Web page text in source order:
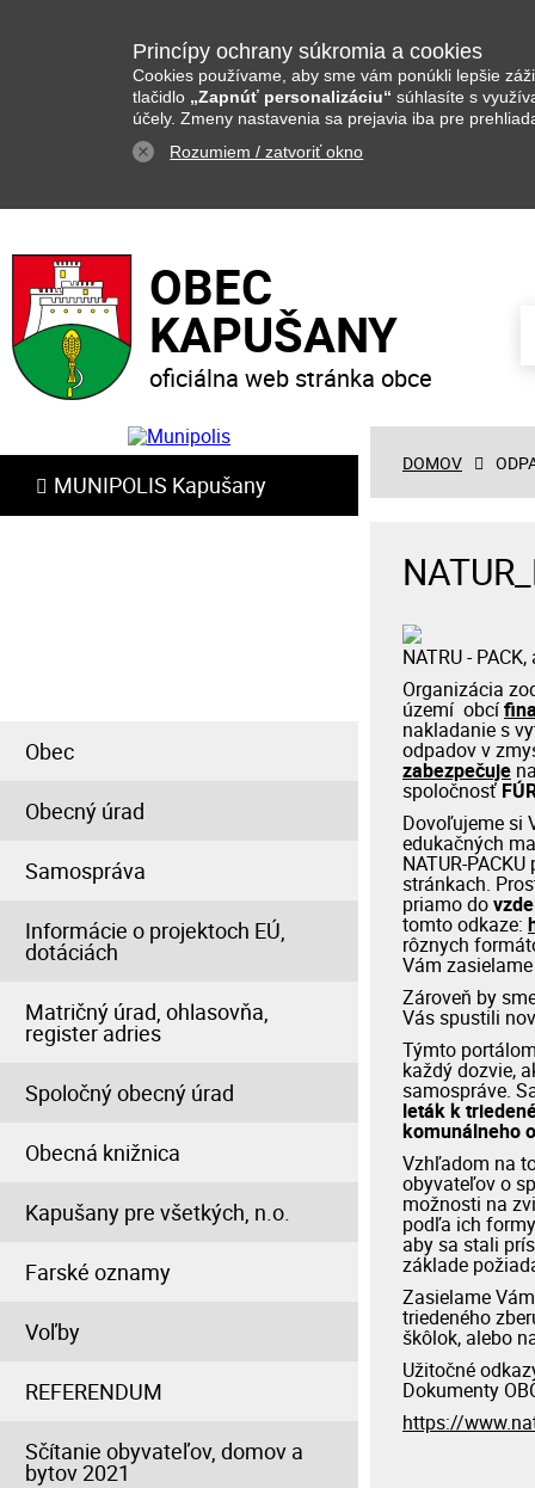
Princípy ochrany súkromia a cookies
Cookies používame, aby sme vám ponúkli lepšie
tlačidlo „Zapnúť personalizáciu“ súhlasíte s
účely. Zmeny nastavenia sa prejavia iba pre
Rozumiem / zatvoriť okno
OBEC
KAPUŠANY
oficiálna web stránka obce
MUNIPOLIS Kapušany
Obec
Obecný úrad
Samospráva
Informácie o projektoch EÚ,
dotáciách
Matričný úrad, ohlasovňa,
register adries
Spoločný obecný úrad
Obecná knižnica
Kapušany pre všetkých, n.o.
Farské oznamy
Voľby
REFERENDUM
Sčítanie obyvateľov, domov a
bytov 2021
DOMOV
NATRU -
Organizácia
území obcí
nakladanie s
odpadov v
zabezpečuje
spoločnosť
Dovoľujeme si
edukačných
NATUR-
stránkach.
priamo do
tomto odkaze:
rôznych
Vám
Zároveň by
Vás spustili
Týmto
každý dozvie,
samospráve.
leták k
komunálneho
Vzhľadom na
obyvateľov o
možnosti na
podľa ich
aby sa stali
základe
Zasielame
triedeného
škôlok, alebo
Užitočné
Dokumenty
https://